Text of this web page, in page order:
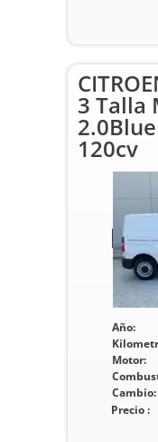
3 Talla
120cv
Año:
Motor:
Cambio:
Precio :